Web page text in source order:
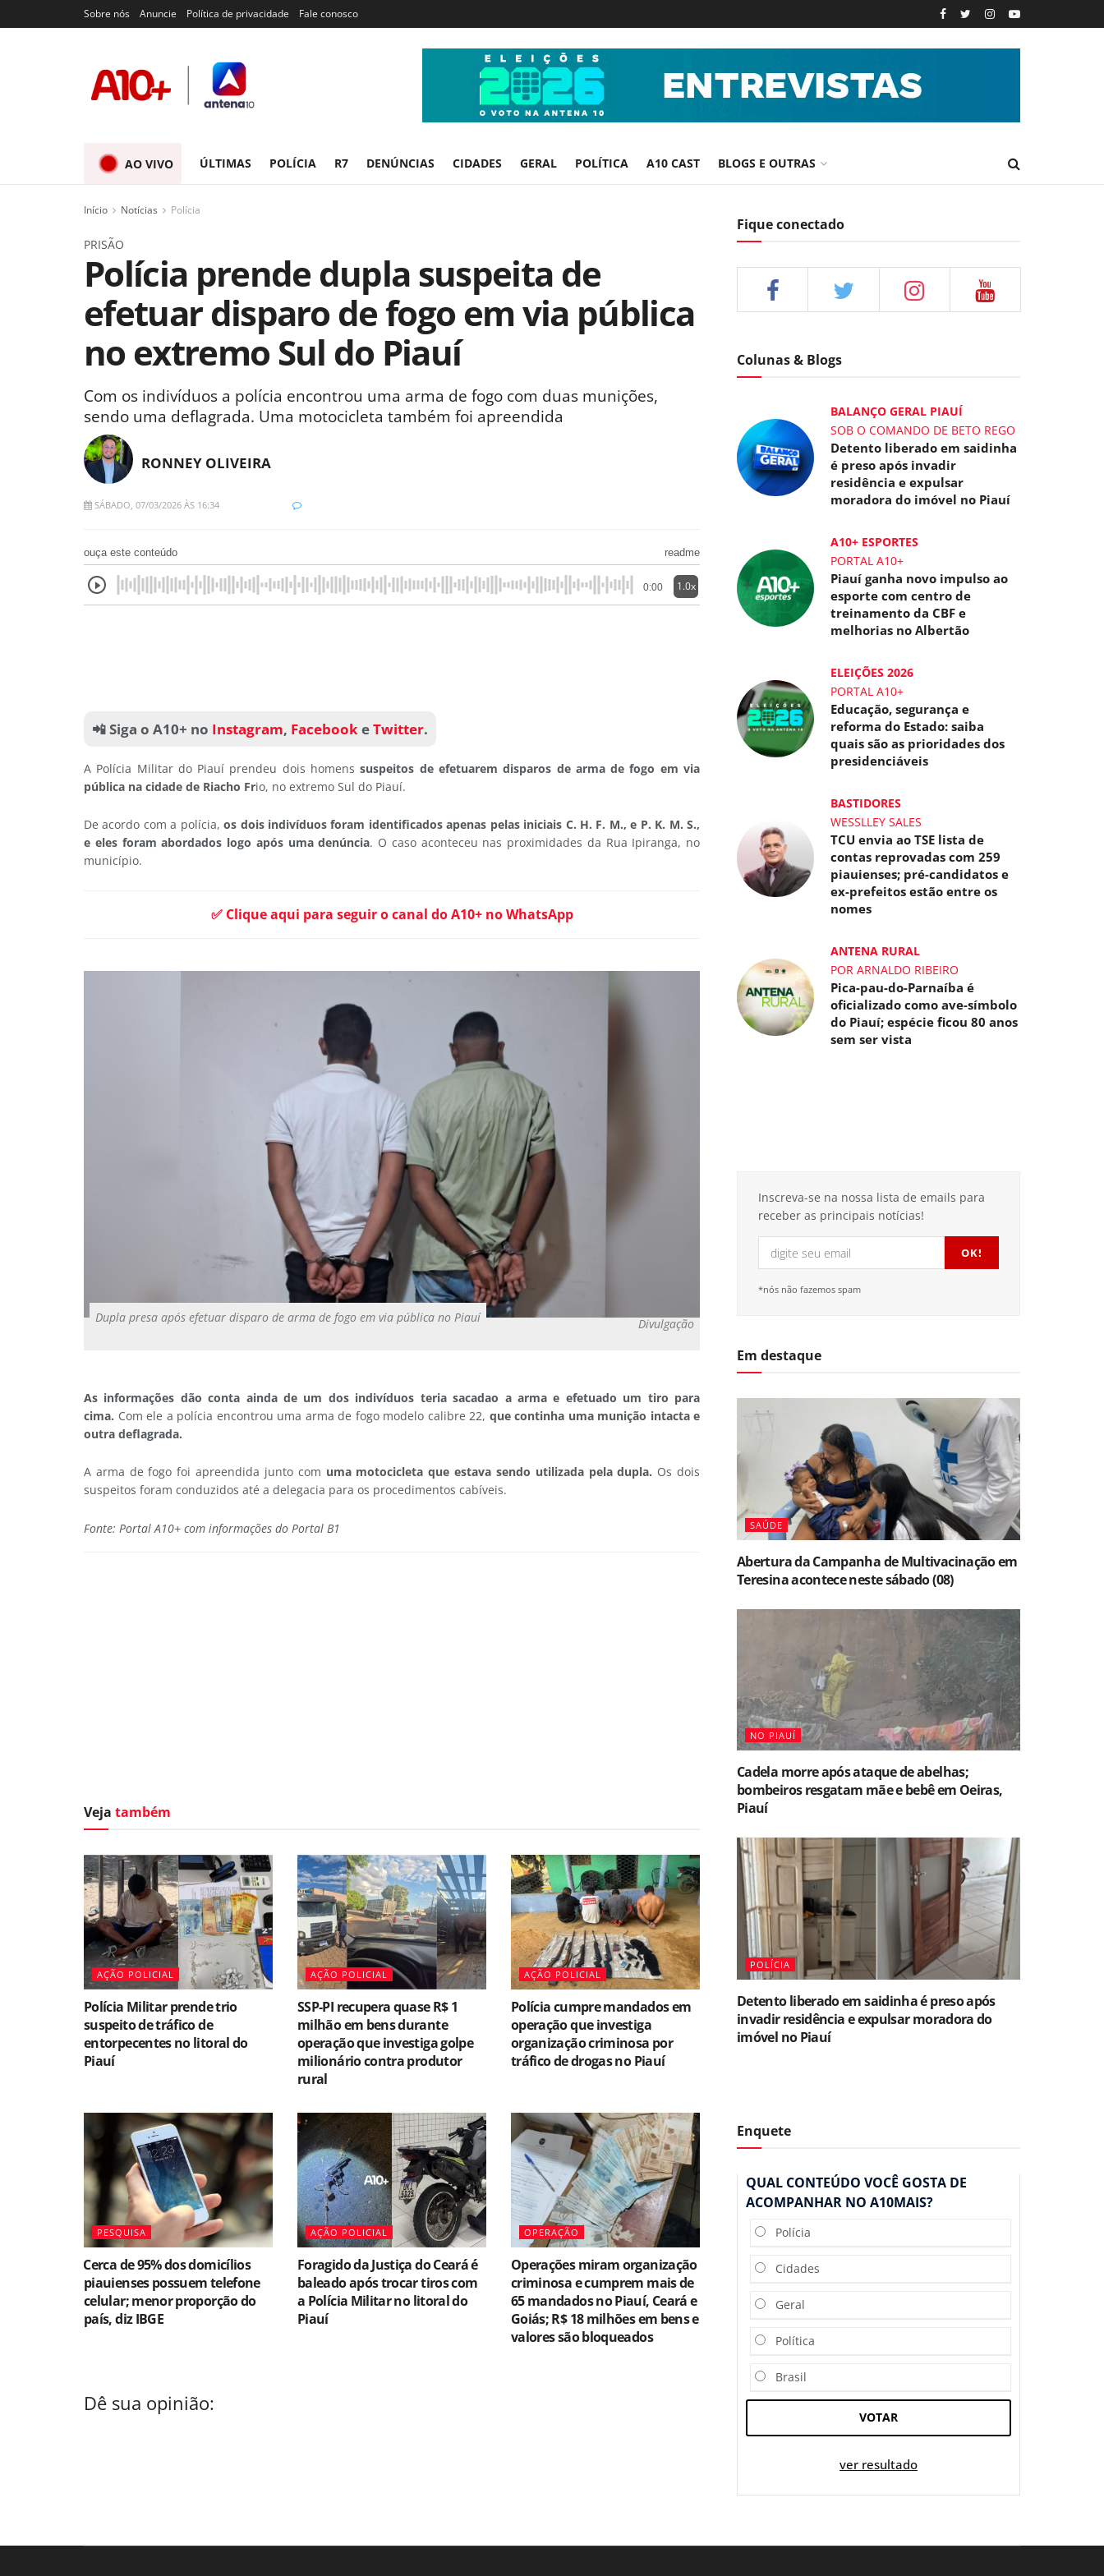
Sobre nós Anuncie Política de privacidade Fale conosco
AO VIVO ÚLTIMAS POLÍCIA R7 DENÚNCIAS CIDADES GERAL POLÍTICA A10 CAST BLOGS E OUTRAS
Início Notícias Polícia
PRISÃO
Polícia prende dupla suspeita de
efetuar disparo de fogo em via pública
no extremo Sul do Piauí
Com os indivíduos a polícia encontrou uma arma de fogo com duas munições,
sendo uma deflagrada. Uma motocicleta também foi apreendida
RONNEY OLIVEIRA
SÁBADO, 07/03/2026 ÀS 16:34
ouça este conteúdo readme
0:00 1.0x
📲 Siga o A10+ no Instagram, FacebookeTwitter.
A Polícia Militar do Piauí prendeu dois homenssuspeitos de efetuarem disparos de arma de fogo em via
pública na cidade de Riacho Frio, no extremo Sul do Piauí.
De acordo com a polícia,os dois indivíduos foram identificados apenas pelas iniciais C. H. F. M., e P. K. M. S.,
e eles foram abordados logo após uma denúncia. O caso aconteceu nas proximidades da Rua Ipiranga, no
município.
✅ Clique aqui para seguir o canal do A10+ no WhatsApp
Dupla presa após efetuar disparo de arma de fogo em via pública no Piauí Divulgação
As informações dão conta ainda de um dos indivíduos teria sacadao a arma e efetuado um tiro para
cima. Com ele a polícia encontrou uma arma de fogo modelo calibre 22, que continha uma munição intacta e
outra deflagrada.
A arma de fogo foi apreendida junto com uma motocicleta que estava sendo utilizada pela dupla. Os dois
suspeitos foram conduzidos até a delegacia para os procedimentos cabíveis.
Fonte: Portal A10+ com informações do Portal B1
Veja também
AÇÃO POLICIAL
Polícia Militar prende trio
suspeito de tráfico de
entorpecentes no litoral do
Piauí
AÇÃO POLICIAL
SSP-PI recupera quase R$ 1
milhão em bens durante
operação que investiga golpe
milionário contra produtor
rural
AÇÃO POLICIAL
Polícia cumpre mandados em
operação que investiga
organização criminosa por
tráfico de drogas no Piauí
PESQUISA
⁠Cerca de 95% dos domicílios
piauienses possuem telefone
celular; menor proporção do
país, diz IBGE
AÇÃO POLICIAL
Foragido da Justiça do Ceará é
baleado após trocar tiros com
a Polícia Militar no litoral do
Piauí
OPERAÇÃO
Operações miram organização
criminosa e cumprem mais de
65 mandados no Piauí, Ceará e
Goiás; R$ 18 milhões em bens e
valores são bloqueados
Dê sua opinião:
Fique conectado
Colunas & Blogs
BALANÇO GERAL PIAUÍ
SOB O COMANDO DE BETO REGO
Detento liberado em saidinha
é preso após invadir
residência e expulsar
moradora do imóvel no Piauí
A10+ ESPORTES
PORTAL A10+
Piauí ganha novo impulso ao
esporte com centro de
treinamento da CBF e
melhorias no Albertão
ELEIÇÕES 2026
PORTAL A10+
Educação, segurança e
reforma do Estado: saiba
quais são as prioridades dos
presidenciáveis
BASTIDORES
WESSLLEY SALES
TCU envia ao TSE lista de
contas reprovadas com 259
piauienses; pré-candidatos e
ex-prefeitos estão entre os
nomes
ANTENA RURAL
POR ARNALDO RIBEIRO
Pica-pau-do-Parnaíba é
oficializado como ave-símbolo
do Piauí; espécie ficou 80 anos
sem ser vista
Inscreva-se na nossa lista de emails para
receber as principais notícias!
*nós não fazemos spam
Em destaque
SAÚDE
Abertura da Campanha de Multivacinação em
Teresina acontece neste sábado (08)
NO PIAUÍ
Cadela morre após ataque de abelhas;
bombeiros resgatam mãe e bebê em Oeiras,
Piauí
POLÍCIA
Detento liberado em saidinha é preso após
invadir residência e expulsar moradora do
imóvel no Piauí
Enquete
QUAL CONTEÚDO VOCÊ GOSTA DE
ACOMPANHAR NO A10MAIS?
Polícia
Cidades
Geral
Política
Brasil
VOTAR
ver resultado